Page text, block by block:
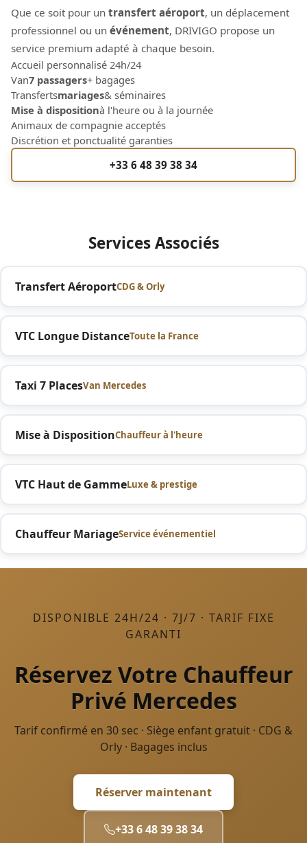
Que ce soit pour un transfert aéroport, un déplacement
professionnel ou un événement, DRIVIGO propose un
service premium adapté à chaque besoin.
Accueil personnalisé 24h/24
Van7 passagers+ bagages
Transfertsmariages& séminaires
Mise à dispositionà l'heure ou à la journée
Animaux de compagnie acceptés
Discrétion et ponctualité garanties
+33 6 48 39 38 34
Services Associés
Transfert AéroportCDG & Orly
VTC Longue DistanceToute la France
Taxi 7 PlacesVan Mercedes
Mise à DispositionChauffeur à l'heure
VTC Haut de GammeLuxe & prestige
Chauffeur MariageService événementiel
DISPONIBLE 24H/24 · 7J/7 · TARIF FIXE
GARANTI
Réservez Votre Chauffeur
Privé Mercedes
Tarif confirmé en 30 sec · Siège enfant gratuit · CDG &
Orly · Bagages inclus
Réserver maintenant
+33 6 48 39 38 34